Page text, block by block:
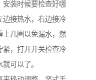
安装时候要检查好哪
边接热水，右边接冷
上几圈以免漏水，然
紧，打开开关检查冷
可以了。